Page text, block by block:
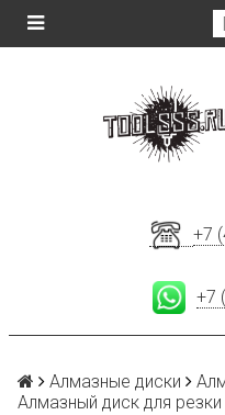
+7
+7
Алмазные диски
Алмазный диск для